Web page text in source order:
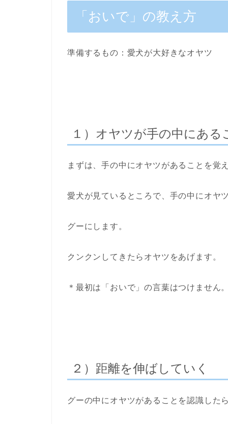
「おいで」の教え方
準備するもの：愛犬が大好きなオヤツ
１）オヤツが手の中にある
まずは、手の中にオヤツがあることを覚
愛犬が見ているところで、手の中にオヤ
グーにします。
クンクンしてきたらオヤツをあげます。
＊最初は「おいで」の言葉はつけません。
２）距離を伸ばしていく
グーの中にオヤツがあることを認識したら